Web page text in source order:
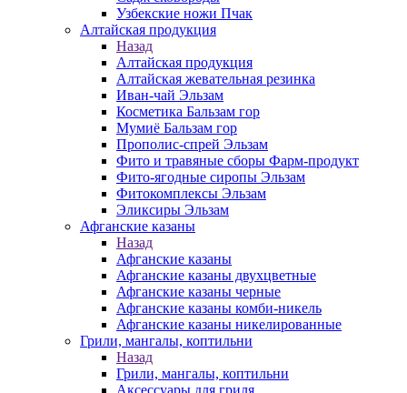
Узбекские ножи Пчак
Алтайская продукция
Назад
Алтайская продукция
Алтайская жевательная резинка
Иван-чай Эльзам
Косметика Бальзам гор
Мумиё Бальзам гор
Прополис-спрей Эльзам
Фито и травяные сборы Фарм-продукт
Фито-ягодные сиропы Эльзам
Фитокомплексы Эльзам
Эликсиры Эльзам
Афганские казаны
Назад
Афганские казаны
Афганские казаны двухцветные
Афганские казаны черные
Афганские казаны комби-никель
Афганские казаны никелированные
Грили, мангалы, коптильни
Назад
Грили, мангалы, коптильни
Аксессуары для гриля